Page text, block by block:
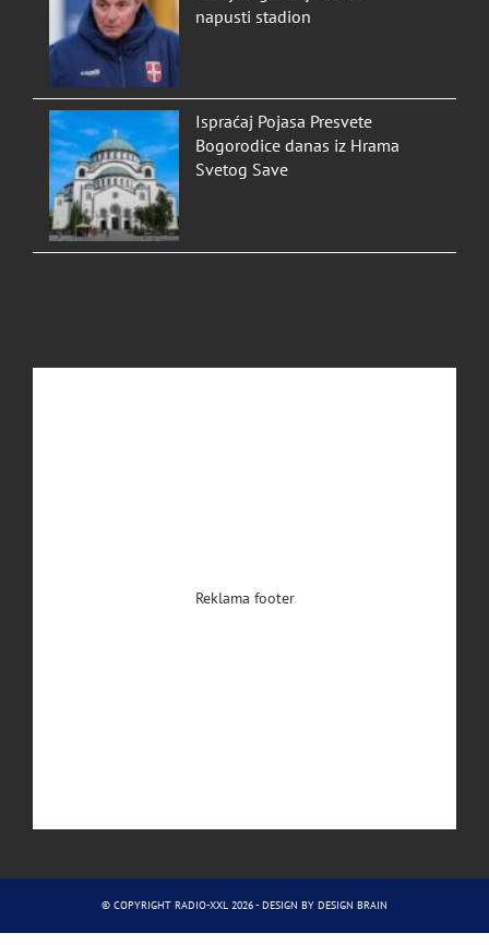
napusti stadion
Ispraćaj Pojasa Presvete
Bogorodice danas iz Hrama
Svetog Save
Reklama footer
© COPYRIGHT RADIO-XXL 2026 - DESIGN BY DESIGN BRAIN